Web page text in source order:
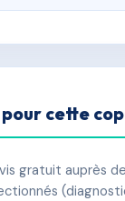
pour cette
gratuit auprès